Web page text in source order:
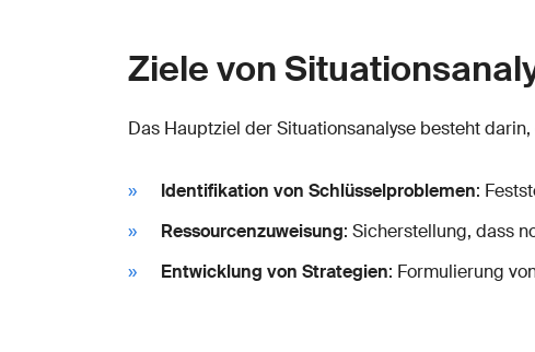
Ziele von
Das Hauptziel der Situationsanalyse besteht
Identifikation von Schlüsselproblemen:
Ressourcenzuweisung: Sicherstellung, dass
Entwicklung von Strategien: Formulierung